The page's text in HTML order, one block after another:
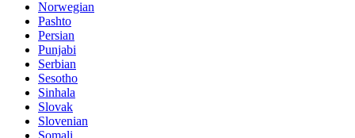
Norwegian
Pashto
Persian
Punjabi
Serbian
Sesotho
Sinhala
Slovak
Slovenian
Somali